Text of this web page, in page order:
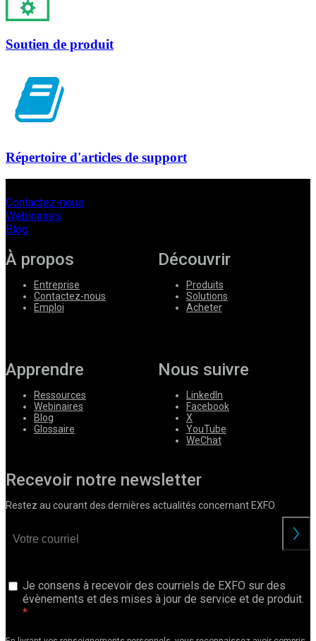
Soutien de produit
Répertoire d'articles de support
Contactez-nous
Webinaires
Blog
À propos
Entreprise
Contactez-nous
Emploi
Découvrir
Produits
Solutions
Acheter
Apprendre
Ressources
Webinaires
Blog
Glossaire
Nous suivre
LinkedIn
Facebook
X
YouTube
WeChat
Recevoir notre newsletter
Restez au courant des dernières actualités concernant EXFO.
Je consens à recevoir des courriels de EXFO sur des
évènements et des mises à jour de service et de produit.